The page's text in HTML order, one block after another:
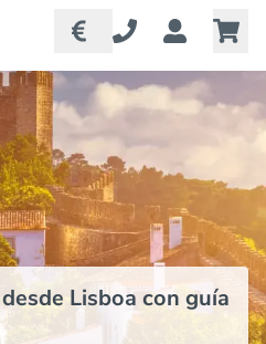
Lisboa con guía